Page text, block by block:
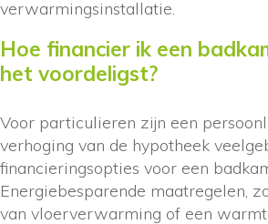
verwarmingsinstallatie.
Hoe financier ik een
het voordeligst?
Voor particulieren zijn een
verhoging van de hypotheek
financieringsopties voor een
Energiebesparende maatregelen,
van vloerverwarming of een